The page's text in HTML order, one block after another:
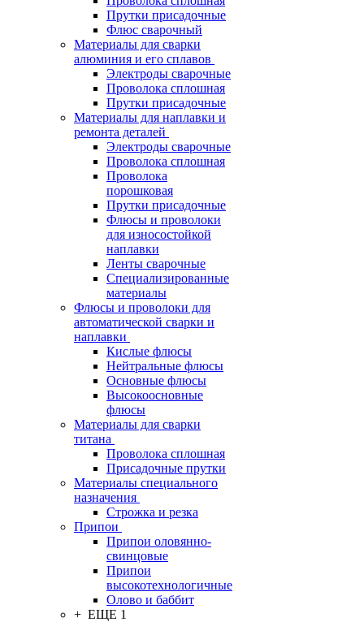
Прутки присадочные
Флюс сварочный
Материалы для сварки
алюминия и его сплавов
Электроды сварочные
Проволока сплошная
Прутки присадочные
Материалы для наплавки и
ремонта деталей
Электроды сварочные
Проволока сплошная
Проволока
порошковая
Прутки присадочные
Флюсы и проволоки
для износостойкой
наплавки
Ленты сварочные
Специализированные
материалы
Флюсы и проволоки для
автоматической сварки и
наплавки
Кислые флюсы
Нейтральные флюсы
Основные флюсы
Высокоосновные
флюсы
Материалы для сварки
титана
Проволока сплошная
Присадочные прутки
Материалы специального
назначения
Строжка и резка
Припои
Припои оловянно-
свинцовые
Припои
высокотехнологичные
Олово и баббит
+ ЕЩЕ 1